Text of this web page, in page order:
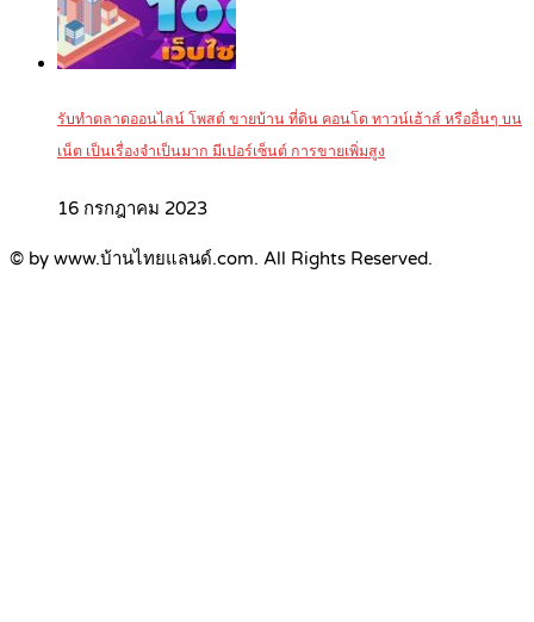
รับทำตลาดออนไลน์ โพสต์ ขายบ้าน ที่ดิน คอนโด ทาวน์เฮ้าส์ หรืออื่นๆ บน
เน็ต เป็นเรื่องจำเป็นมาก มีเปอร์เซ็นต์ การขายเพิ่มสูง
16 กรกฎาคม 2023
© by www.บ้านไทยแลนด์.com. All Rights Reserved.